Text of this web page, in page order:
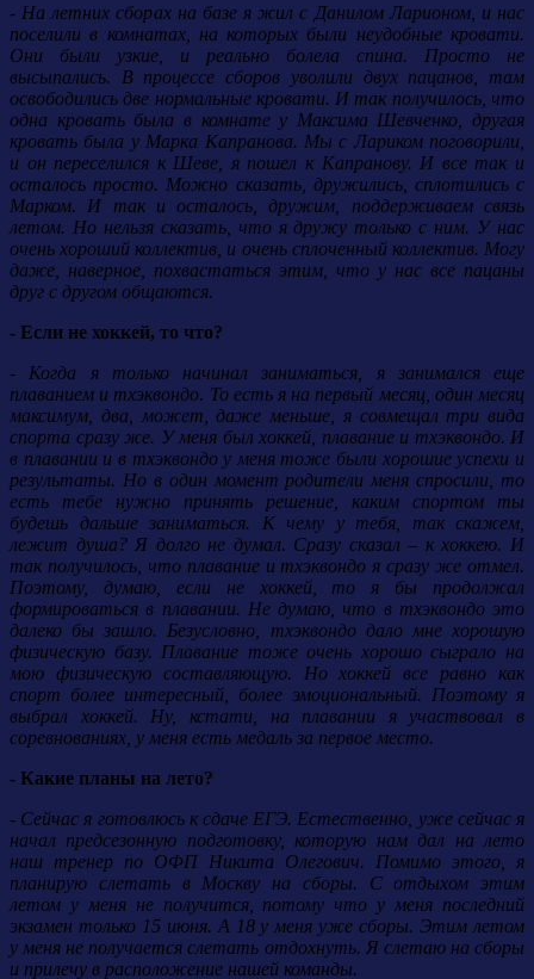
- На летних сборах на базе я жил с Данилом Ларионом, и нас
поселили в комнатах, на которых были неудобные кровати.
Они были узкие, и реально болела спина. Просто не
высыпались. В процессе сборов уволили двух пацанов, там
освободились две нормальные кровати. И так получилось, что
одна кровать была в комнате у Максима Шевченко, другая
кровать была у Марка Капранова. Мы с Лариком поговорили,
и он переселился к Шеве, я пошел к Капранову. И все так и
осталось просто. Можно сказать, дружились, сплотились с
Марком. И так и осталось, дружим, поддерживаем связь
летом. Но нельзя сказать, что я дружу только с ним. У нас
очень хороший коллектив, и очень сплоченный коллектив. Могу
даже, наверное, похвастаться этим, что у нас все пацаны
друг с другом общаются.
- Если не хоккей, то что?
- Когда я только начинал заниматься, я занимался еще
плаванием и тхэквондо. То есть я на первый месяц, один месяц
максимум, два, может, даже меньше, я совмещал три вида
спорта сразу же. У меня был хоккей, плавание и тхэквондо. И
в плавании и в тхэквондо у меня тоже были хорошие успехи и
результаты. Но в один момент родители меня спросили, то
есть тебе нужно принять решение, каким спортом ты
будешь дальше заниматься. К чему у тебя, так скажем,
лежит душа? Я долго не думал. Сразу сказал – к хоккею. И
так получилось, что плавание и тхэквондо я сразу же отмел.
Поэтому, думаю, если не хоккей, то я бы продолжал
формироваться в плавании. Не думаю, что в тхэквондо это
далеко бы зашло. Безусловно, тхэквондо дало мне хорошую
физическую базу. Плавание тоже очень хорошо сыграло на
мою физическую составляющую. Но хоккей все равно как
спорт более интересный, более эмоциональный. Поэтому я
выбрал хоккей. Ну, кстати, на плавании я участвовал в
соревнованиях, у меня есть медаль за первое место.
- Какие планы на лето?
- Сейчас я готовлюсь к сдаче ЕГЭ. Естественно, уже сейчас я
начал предсезонную подготовку, которую нам дал на лето
наш тренер по ОФП Никита Олегович. Помимо этого, я
планирую слетать в Москву на сборы. С отдыхом этим
летом у меня не получится, потому что у меня последний
экзамен только 15 июня. А 18 у меня уже сборы. Этим летом
у меня не получается слетать отдохнуть. Я слетаю на сборы
и прилечу в расположение нашей команды.